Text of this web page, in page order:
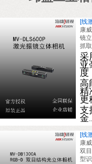
[线
康
镜
抓取
采
亚
度
高
精
更
支
金
[线
康
双
型